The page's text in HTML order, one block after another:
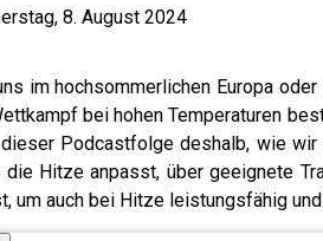
8. August 2024
im hochsommerlichen Europa
bei hohen Temperaturen
Podcastfolge deshalb, wie
Hitze anpasst, über geeignete
um auch bei Hitze leistungsfähig